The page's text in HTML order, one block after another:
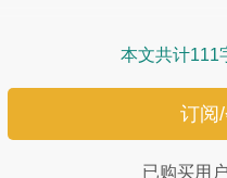
本文共计111
订阅
已购买用